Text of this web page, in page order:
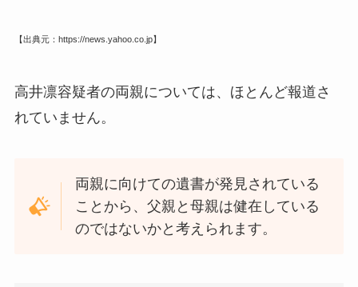
【出典元：https://news.yahoo.co.jp】
高井凛容疑者の両親については、ほとんど報道さ
れていません。
両親に向けての遺書が発見されている
ことから、父親と母親は健在している
のではないかと考えられます。